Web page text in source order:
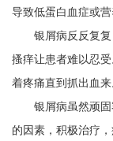
导致低蛋白血症或营
银屑病反反复
搔痒让患者难以忍
着疼痛直到抓出血来
银屑病虽然顽
的因素，积极治疗